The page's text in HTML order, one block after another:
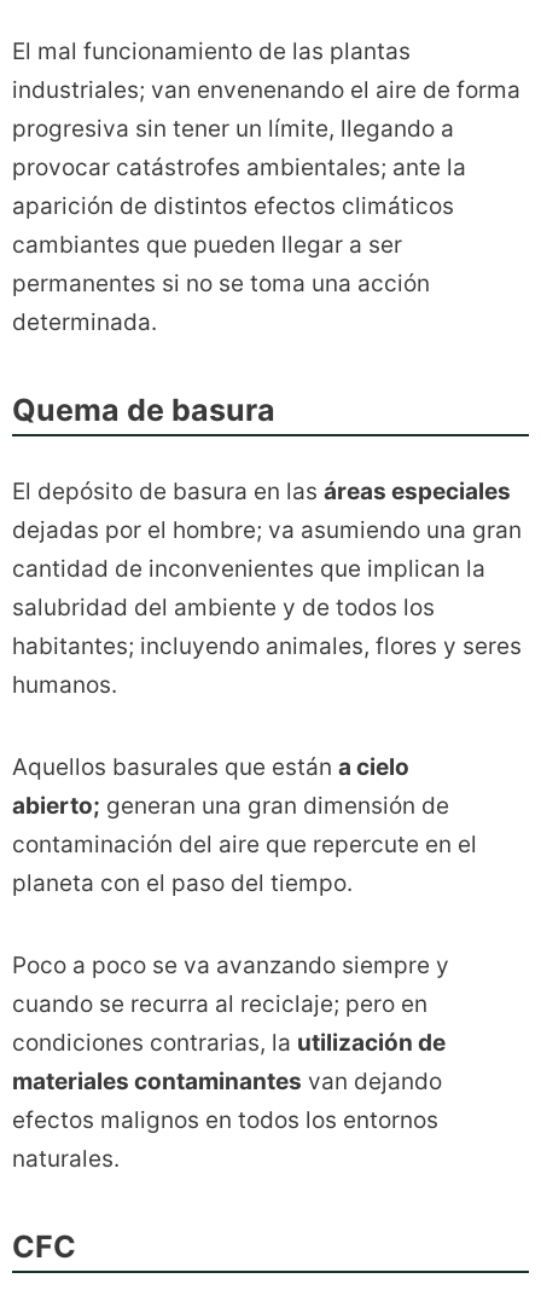
El mal funcionamiento de las plantas
industriales; van envenenando el aire de forma
progresiva sin tener un límite, llegando a
provocar catástrofes ambientales; ante la
aparición de distintos efectos climáticos
cambiantes que pueden llegar a ser
permanentes si no se toma una acción
determinada.
Quema de basura
El depósito de basura en las áreas especiales
dejadas por el hombre; va asumiendo una gran
cantidad de inconvenientes que implican la
salubridad del ambiente y de todos los
habitantes; incluyendo animales, flores y seres
humanos.
Aquellos basurales que están a cielo
abierto; generan una gran dimensión de
contaminación del aire que repercute en el
planeta con el paso del tiempo.
Poco a poco se va avanzando siempre y
cuando se recurra al reciclaje; pero en
condiciones contrarias, la utilización de
materiales contaminantes van dejando
efectos malignos en todos los entornos
naturales.
CFC